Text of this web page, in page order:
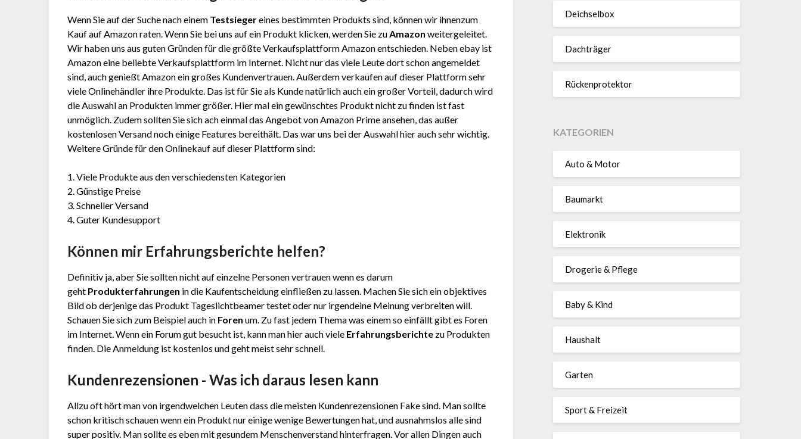
Wenn Sie auf der Suche nach einem Testsiegereines bestimmten Produkts sind, können wir ihnenzum
Kauf auf Amazon raten. Wenn Sie bei uns auf ein Produkt klicken, werden Sie zuAmazon weitergeleitet.
Wir haben uns aus guten Gründen für die größte Verkaufsplattform Amazon entschieden. Neben ebay ist
Amazon eine beliebte Verkaufsplattform im Internet. Nicht nur das viele Leute dort schon angemeldet
sind, auch genießt Amazon ein großes Kundenvertrauen. Außerdem verkaufen auf dieser Plattform sehr
viele Onlinehändler ihre Produkte. Das ist für Sie als Kunde natürlich auch ein großer Vorteil, dadurch wird
die Auswahl an Produkten immer größer. Hier mal ein gewünschtes Produkt nicht zu finden ist fast
unmöglich. Zudem sollten Sie sich ach einmal das Angebot von Amazon Prime ansehen, das außer
kostenlosen Versand noch einige Features bereithält. Das war uns bei der Auswahl hier auch sehr wichtig.
Weitere Gründe für den Onlinekauf auf dieser Plattform sind:
1. Viele Produkte aus den verschiedensten Kategorien
2. Günstige Preise
3. Schneller Versand
4. Guter Kundesupport
Können mir Erfahrungsberichte helfen?
Definitiv ja, aber Sie sollten nicht auf einzelne Personen vertrauen wenn es darum
geht Produkterfahrungen in die Kaufentscheidung einfließen zu lassen. Machen Sie sich ein objektives
Bild ob derjenige das Produkt Tageslichtbeamer testet oder nur irgendeine Meinung verbreiten will.
Schauen Sie sich zum Beispiel auch in Foren um. Zu fast jedem Thema was einem so einfällt gibt es Foren
im Internet. Wenn ein Forum gut besucht ist, kann man hier auch viele Erfahrungsberichte zu Produkten
finden. Die Anmeldung ist kostenlos und geht meist sehr schnell.
Kundenrezensionen - Was ich daraus lesen kann
Allzu oft hört man von irgendwelchen Leuten dass die meisten Kundenrezensionen Fake sind. Man sollte
schon kritisch schauen wenn ein Produkt nur einige wenige Bewertungen hat, und ausnahmslos alle sind
super positiv. Man sollte es eben mit gesundem Menschenverstand hinterfragen. Vor allen Dingen auch
Deich­selbox
Dach­träger
Rücken­pro­tektor
KATEGORIEN
Auto & Motor
Baumarkt
Elektronik
Drogerie & Pflege
Baby & Kind
Haushalt
Garten
Sport & Freizeit